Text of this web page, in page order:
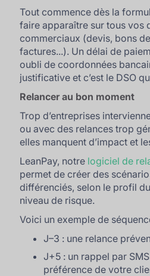
Tout commence dès la
faire apparaître sur tous vos
commerciaux (devis, bons
factures...). Un délai de
oubli de coordonnées
justificative et c’est le DSO
Relancer au bon moment
Trop d’entreprises
ou avec des relances trop
elles manquent d’impact et
LeanPay, notre logiciel de
permet de créer des
différenciés, selon le profil
niveau de risque.
Voici un exemple de
J–3 : une relance
J+5 : un rappel par
préférence de votre